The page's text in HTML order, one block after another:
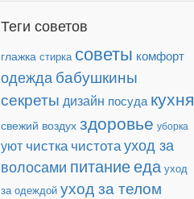
Теги советов
глажка стирка советы комфорт
одежда бабушкины
секреты дизайн посуда кухня
свежий воздух здоровье уборка
уют чистка чистотауход за
волосами питаниееда уход
за одеждой уход за телом